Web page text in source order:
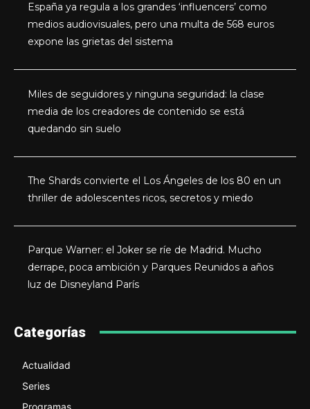
España ya regula a los grandes ‘influencers’ como
medios audiovisuales, pero una multa de 568 euros
expone las grietas del sistema
Miles de seguidores y ninguna seguridad: la clase
media de los creadores de contenido se está
quedando sin suelo
The Shards convierte el Los Ángeles de los 80 en un
thriller de adolescentes ricos, secretos y miedo
Parque Warner: el Joker se ríe de Madrid. Mucho
derrape, poca ambición y Parques Reunidos a años
luz de Disneyland París
Categorías
Actualidad
Series
Programas